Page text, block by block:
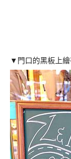
▼門口的黑板上繪